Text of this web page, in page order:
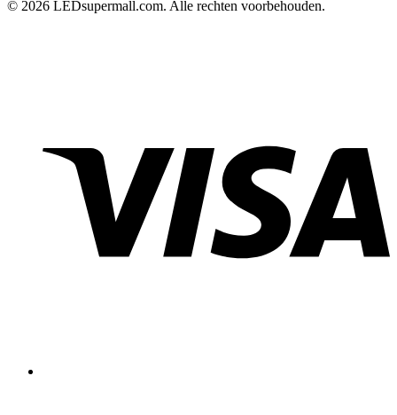
© 2026 LEDsupermall.com. Alle rechten voorbehouden.